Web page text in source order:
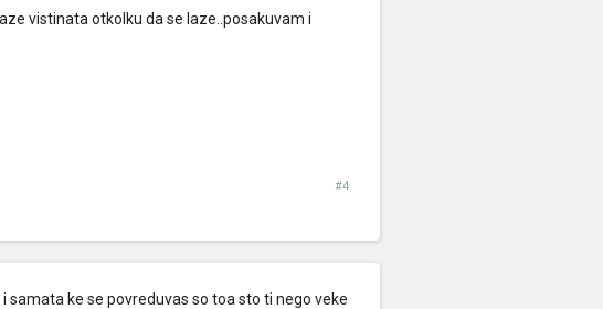
vistinata otkolku da se laze..posakuvam i
#4
ke se povreduvas so toa sto ti nego veke